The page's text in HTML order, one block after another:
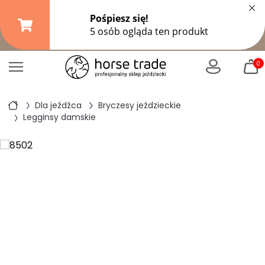
Darmowa dostawa od149,99 zł
299 złpozostałe formy wysyłki
×
0
Dla jeźdźca
Bryczesy jeździeckie
Legginsy damskie